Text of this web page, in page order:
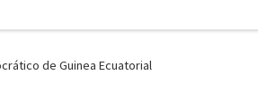
de Guinea Ecuatorial